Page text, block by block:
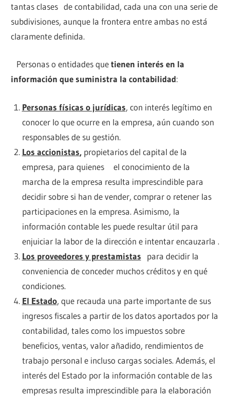
tantas clases de contabilidad, cada una con una serie de
subdivisiones, aunque la frontera entre ambas no está
claramente definida.
Personas o entidades quetienen interés en la
información que suministra la contabilidad:
Personas físicas o jurídicas, con interés legítimo en
conocer lo que ocurre en la empresa, aún cuando son
responsables de su gestión.
Los accionistas,propietarios del capital de la
empresa, para quienes el conocimiento de la
marcha de la empresa resulta imprescindible para
decidir sobre si han de vender, comprar o retener las
participaciones en la empresa. Asimismo, la
información contable les puede resultar útil para
enjuiciar la labor de la dirección e intentar encauzarla .
Los proveedores y prestamistas
para decidir la
conveniencia de conceder muchos créditos y en qué
condiciones.
El Estado, que recauda una parte importante de sus
ingresos fiscales a partir de los datos aportados por la
contabilidad, tales como los impuestos sobre
beneficios, ventas, valor añadido, rendimientos de
trabajo personal e incluso cargas sociales. Además, el
interés del Estado por la información contable de las
empresas resulta imprescindible para la elaboración